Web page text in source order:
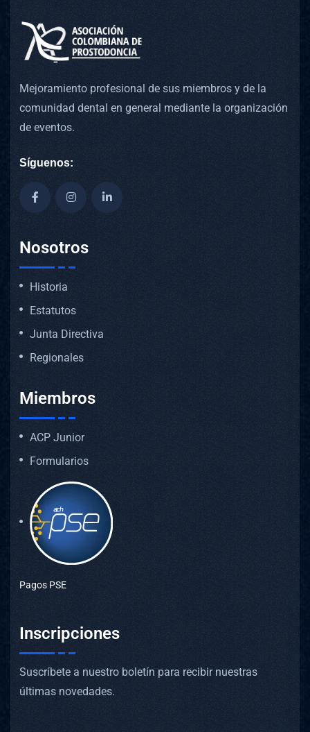
Mejoramiento profesional de sus miembros y de la
comunidad dental en general mediante la organización
de eventos.
Síguenos:
Nosotros
Historia
Estatutos
Junta Directiva
Regionales
Miembros
ACP Junior
Formularios
Pagos PSE
Inscripciones
Suscríbete a nuestro boletín para recibir nuestras
últimas novedades.